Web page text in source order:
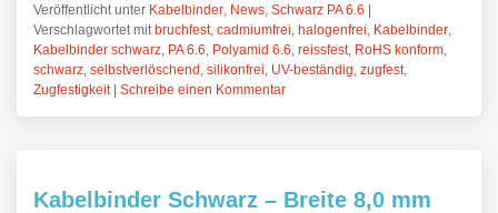
Veröffentlicht unter Kabelbinder, News, Schwarz PA 6.6 |
Verschlagwortet mit bruchfest, cadmiumfrei, halogenfrei, Kabelbinder,
Kabelbinder schwarz, PA 6.6, Polyamid 6.6, reissfest, RoHS konform,
schwarz, selbstverlöschend, silikonfrei, UV-beständig, zugfest,
Zugfestigkeit | Schreibe einen Kommentar
Kabelbinder Schwarz – Breite 8,0 mm